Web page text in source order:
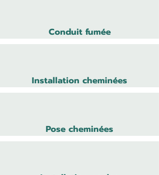
Conduit fumée
Installation cheminées
Pose cheminées